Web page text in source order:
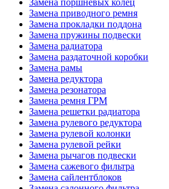
Замена поршневых колец
Замена приводного ремня
Замена прокладки поддона
Замена пружины подвески
Замена радиатора
Замена раздаточной коробки
Замена рамы
Замена редуктора
Замена резонатора
Замена ремня ГРМ
Замена решетки радиатора
Замена рулевого редуктора
Замена рулевой колонки
Замена рулевой рейки
Замена рычагов подвески
Замена сажевого фильтра
Замена сайлентблоков